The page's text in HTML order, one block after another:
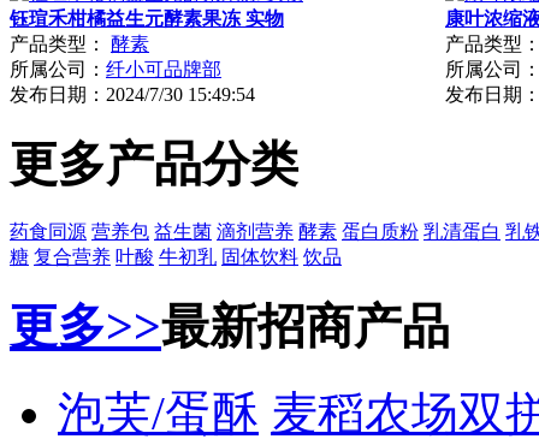
钰瑄禾柑橘益生元酵素果冻 实物
产品类型：
酵素
所属公司： 纤小可品牌部
发布日期： 2024/7/30 15:49:54
康叶浓缩
产品类型
所属公司
发布日期
更多产品分类
药食同源 营养包 益生菌 滴剂营养 酵素 蛋白质粉 乳清蛋白 乳
糖 复合营养 叶酸 牛初乳 固体饮料 饮品
更多>>最新招商产品
泡芙/蛋酥 麦稻农场双